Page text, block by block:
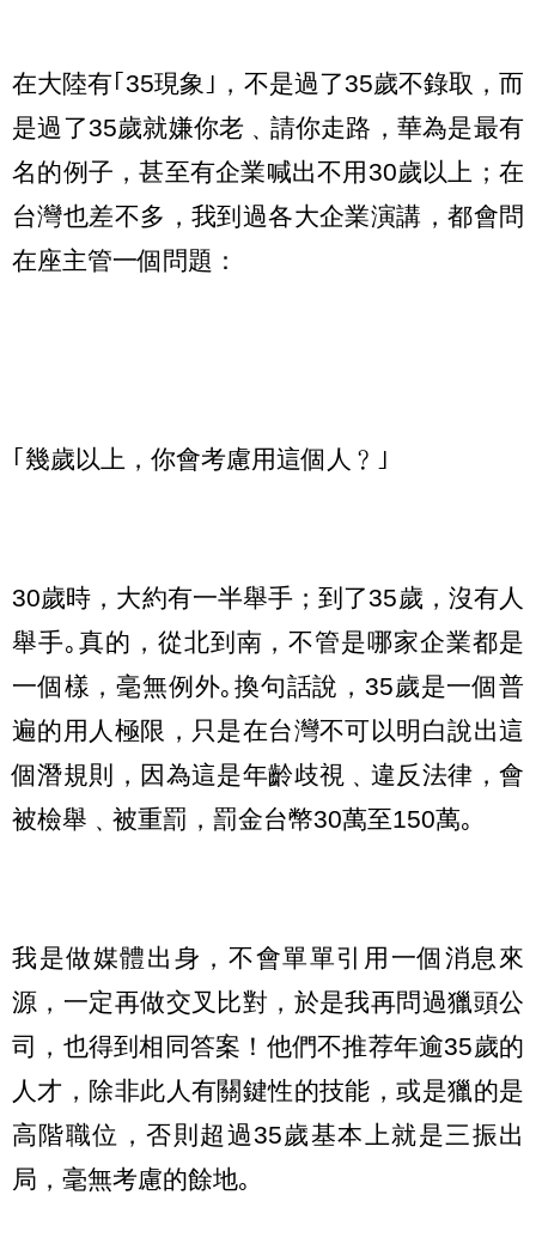
在大陸有｢35現象｣，不是過了35歲不錄取，而
是過了35歲就嫌你老﹑請你走路，華為是最有
名的例子，甚至有企業喊出不用30歲以上；在
台灣也差不多，我到過各大企業演講，都會問
在座主管一個問題：
｢幾歲以上，你會考慮用這個人﹖｣
30歲時，大約有一半舉手；到了35歲，沒有人
舉手｡真的，從北到南，不管是哪家企業都是
一個樣，毫無例外｡換句話說，35歲是一個普
遍的用人極限，只是在台灣不可以明白說出這
個潛規則，因為這是年齡歧視﹑違反法律，會
被檢舉﹑被重罰，罰金台幣30萬至150萬｡
我是做媒體出身，不會單單引用一個消息來
源，一定再做交叉比對，於是我再問過獵頭公
司，也得到相同答案！他們不推荐年逾35歲的
人才，除非此人有關鍵性的技能，或是獵的是
高階職位，否則超過35歲基本上就是三振出
局，毫無考慮的餘地｡